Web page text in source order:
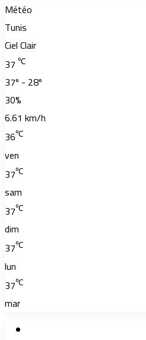
Météo
Tunis
Ciel Clair
37 ℃
37º - 28º
30%
6.61 km/h
36℃
ven
37℃
sam
37℃
dim
37℃
lun
37℃
mar